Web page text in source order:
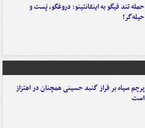
حمله تند فیگو به اینفانتینو: دروغگو، پَست‌ و
حیله‌گر!
پرچم سیاه بر فراز گنبد حسینی همچنان در اهتزاز
است